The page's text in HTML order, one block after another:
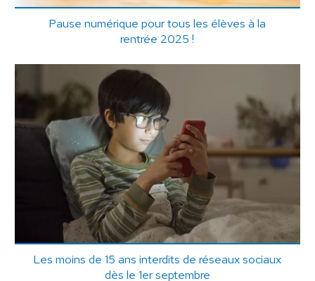
Pause numérique pour tous les élèves à la
rentrée 2025 !
Les moins de 15 ans interdits de réseaux sociaux
dès le 1er septembre